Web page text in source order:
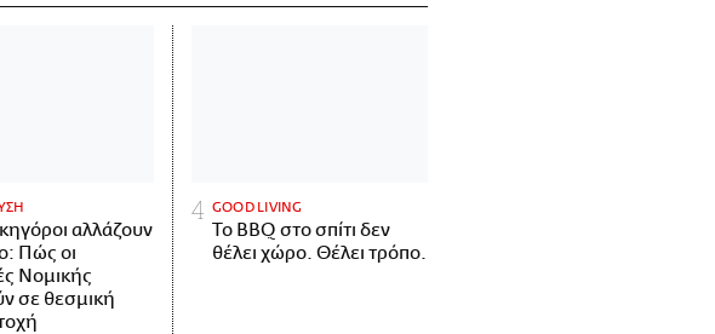
αλλάζουν
Πώς οι
Νομικής
σε θεσμική
GOOD LIVING
Το BBQ στο σπίτι δεν
θέλει χώρο. Θέλει τρόπο.